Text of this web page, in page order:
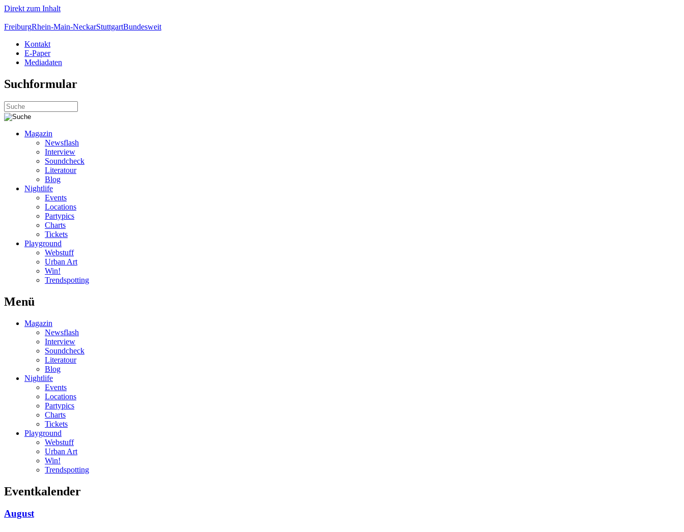
Direkt zum Inhalt
FreiburgRhein-Main-NeckarStuttgartBundesweit
Kontakt
E-Paper
Mediadaten
Suchformular
Magazin
Newsflash
Interview
Soundcheck
Literatour
Blog
Nightlife
Events
Locations
Partypics
Charts
Tickets
Playground
Webstuff
Urban Art
Win!
Trendspotting
Menü
Magazin
Newsflash
Interview
Soundcheck
Literatour
Blog
Nightlife
Events
Locations
Partypics
Charts
Tickets
Playground
Webstuff
Urban Art
Win!
Trendspotting
Eventkalender
August